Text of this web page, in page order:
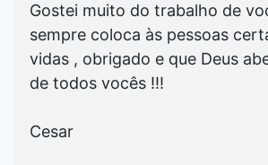
Gostei muito do trabalho de
sempre coloca às pessoas
vidas , obrigado e que Deus
de todos vocês !!!
Cesar